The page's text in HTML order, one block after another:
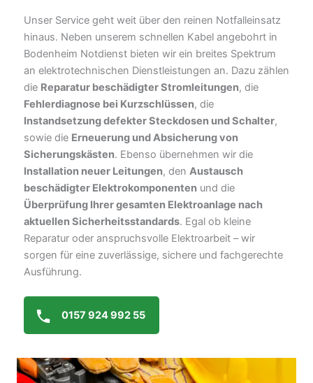
Unser Service geht weit über den reinen Notfalleinsatz
hinaus. Neben unserem schnellen Kabel angebohrt in
Bodenheim Notdienst bieten wir ein breites Spektrum
an elektrotechnischen Dienstleistungen an. Dazu zählen
die Reparatur beschädigter Stromleitungen, die
Fehlerdiagnose bei Kurzschlüssen, die
Instandsetzung defekter Steckdosen und Schalter,
sowie die Erneuerung und Absicherung von
Sicherungskästen. Ebenso übernehmen wir die
Installation neuer Leitungen, den Austausch
beschädigter Elektrokomponenten und die
Überprüfung Ihrer gesamten Elektroanlage nach
aktuellen Sicherheitsstandards. Egal ob kleine
Reparatur oder anspruchsvolle Elektroarbeit – wir
sorgen für eine zuverlässige, sichere und fachgerechte
Ausführung.
0157 924 992 55